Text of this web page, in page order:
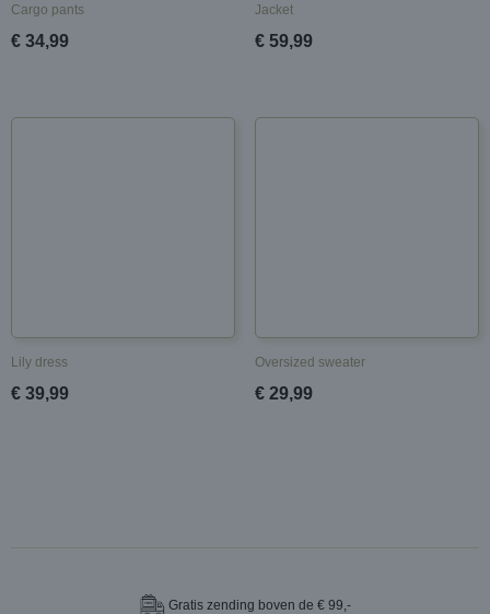
Cargo pants
€ 34,99
Jacket
€ 59,99
Lily dress
€ 39,99
Oversized sweater
€ 29,99
Gratiszending boven de € 99,-